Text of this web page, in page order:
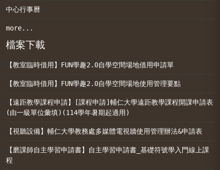
中心行事曆
more...
檔案下載
【教室臨時借用】FUN學趣2.0自學空間場地借用申請單
【教室臨時借用】FUN學趣2.0自學空間場地使用管理要點
【遠距教學課程申請】[課程申請]輔仁大學遠距教學課程開課申請表
(由一級單位彙填)(114學年暑期起適用)
【視聽設備】輔仁大學教務處多媒體電視牆使用管理辦法&申請表
【磨課師自主學習申請書】自主學習申請書_基礎符號學入門線上課
程